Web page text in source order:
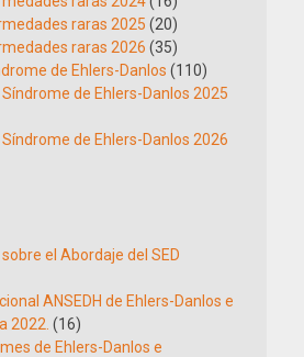
raras 2025 (20)
raras 2026 (35)
de Ehlers-Danlos (110)
de Ehlers-Danlos 2025
de Ehlers-Danlos 2026
el Abordaje del SED
ANSEDH de Ehlers-Danlos e
2022. (16)
de Ehlers-Danlos e